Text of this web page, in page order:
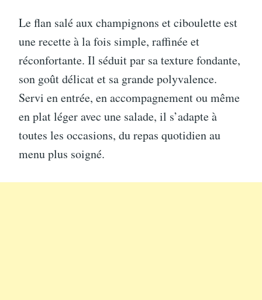
Le flan salé aux champignons et ciboulette est
une recette à la fois simple, raffinée et
réconfortante. Il séduit par sa texture fondante,
son goût délicat et sa grande polyvalence.
Servi en entrée, en accompagnement ou même
en plat léger avec une salade, il s’adapte à
toutes les occasions, du repas quotidien au
menu plus soigné.